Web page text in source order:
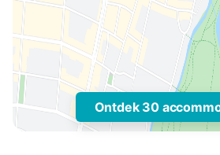
Ontdek 30